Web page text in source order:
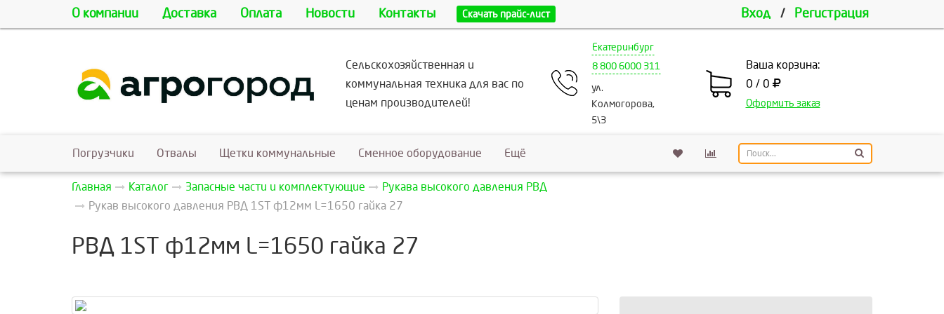
О компании Доставка Оплата Новости Контакты Скачать прайс-лист Вход / Регистрация
Сельскохозяйственная и
коммунальная техника для вас по
ценам производителей!
Екатеринбург
8 800 6000 311
ул.
Колмогорова,
5\3
Ваша корзина:
0 / 0
Оформить заказ
Погрузчики Отвалы Щетки коммунальные Сменное оборудование Ещё
Главная Каталог Запасные части и комплектующие
Рукава высокого давления РВД
Рукав высокого давления РВД 1ST ф12мм L=1650 гайка 27
РВД 1ST ф12мм L=1650 гайка 27